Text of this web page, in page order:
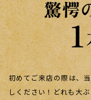
初めてご来店の際は、
しください！どれも大